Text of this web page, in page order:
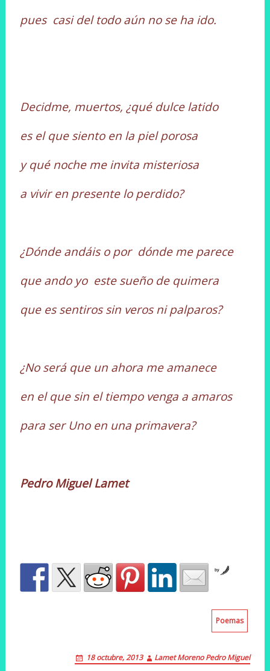
pues casi del todo aún no se ha ido.
Decidme, muertos, ¿qué dulce latido
es el que siento en la piel porosa
y qué noche me invita misteriosa
a vivir en presente lo perdido?
¿Dónde andáis o por dónde me parece
que ando yo este sueño de quimera
que es sentiros sin veros ni palparos?
¿No será que un ahora me amanece
en el que sin el tiempo venga a amaros
para ser Uno en una primavera?
Pedro Miguel Lamet
by
Poemas
18 octubre, 2013 Lamet Moreno Pedro Miguel